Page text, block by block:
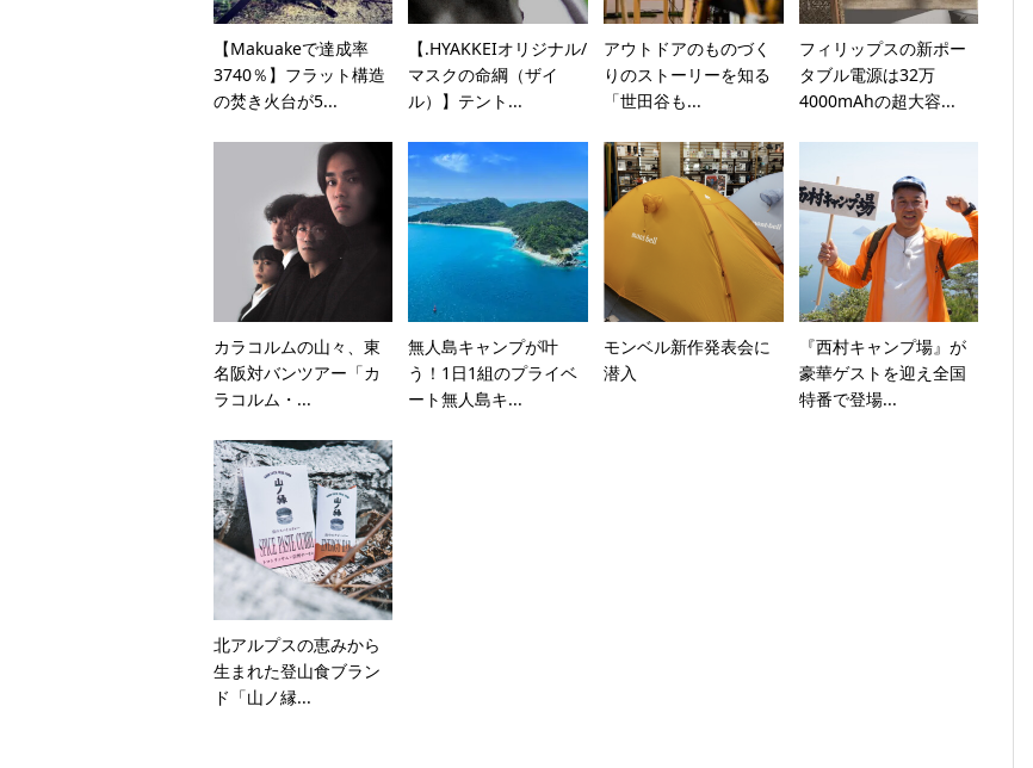
【Makuakeで達成率
3740％】フラット構造
の焚き火台が5...
【.HYAKKEIオリジナル/
マスクの命綱（ザイ
ル）】テント...
アウトドアのものづく
りのストーリーを知る
「世田谷も...
フィリップスの新ポー
タブル電源は32万
4000mAhの超大容...
カラコルムの山々、東
名阪対バンツアー「カ
ラコルム・...
無人島キャンプが叶
う！1日1組のプライベ
ート無人島キ...
モンベル新作発表会に
潜入
『西村キャンプ場』が
豪華ゲストを迎え全国
特番で登場...
北アルプスの恵みから
生まれた登山食ブラン
ド「山ノ縁...